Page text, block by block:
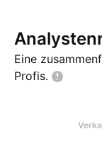
Eine
Profis.